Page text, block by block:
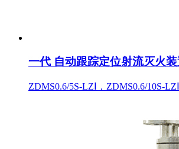
一代 自动跟踪定位射流灭火
ZDMS0.6/5S-LZⅠ，ZDMS0.6/10S-LZⅠ